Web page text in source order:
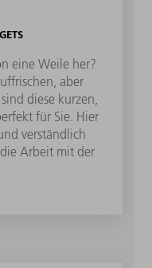
eine Weile her?
aber
diese kurzen,
für Sie. Hier
verständlich
Arbeit mit der